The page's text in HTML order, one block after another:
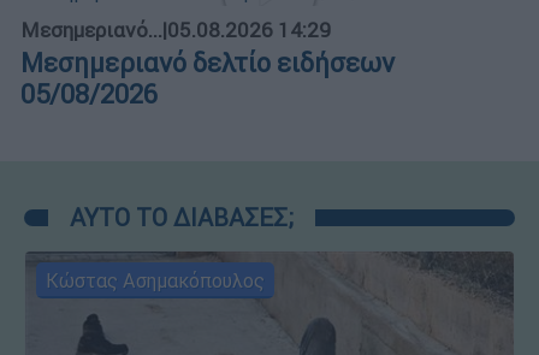
Μεσημεριανό...|05.08.2026 14:29
Μεσημεριανό δελτίο ειδήσεων
05/08/2026
ΑΥΤΟ ΤΟ ΔΙΑΒΑΣΕΣ;
Κώστας Ασημακόπουλος